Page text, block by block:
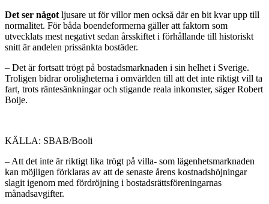
Det ser något ljusare ut för villor men också där en bit kvar upp till
normalitet. För båda boendeformerna gäller att faktorn som
utvecklats mest negativt sedan årsskiftet i förhållande till historiskt
snitt är andelen prissänkta bostäder.
– Det är fortsatt trögt på bostadsmarknaden i sin helhet i Sverige.
Troligen bidrar oroligheterna i omvärlden till att det inte riktigt vill ta
fart, trots räntesänkningar och stigande reala inkomster, säger Robert
Boije.
KÄLLA: SBAB/Booli
– Att det inte är riktigt lika trögt på villa- som lägenhetsmarknaden
kan möjligen förklaras av att de senaste årens kostnadshöjningar
slagit igenom med fördröjning i bostadsrättsföreningarnas
månadsavgifter.